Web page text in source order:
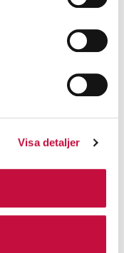
Visa detaljer